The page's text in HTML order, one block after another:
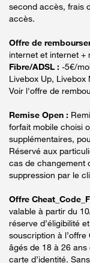
second accès, frais
accès.
Offre de
internet et internet +
Fibre/ADSL : -5€/
Livebox Up, Livebox
Voir l'offre de
Remise Open :
forfait mobile choisi
supplémentaires,
Réservé aux
cas de changement
suppression par le
Offre
valable à partir du
réserve d’éligibilité
souscription à
âgés de 18 à 26 ans
carte d’identité.